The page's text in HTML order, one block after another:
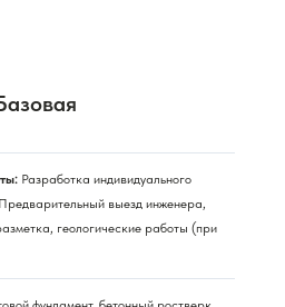
Разработка индивидуального
выезд инженера,
геологические работы (при